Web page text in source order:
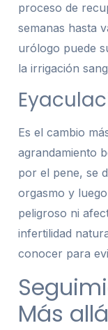
proceso de
semanas hasta
urólogo puede
la irrigación
Es el cambio
agrandamiento
por el pene, se
orgasmo y
peligroso ni
infertilidad
conocer para
Más